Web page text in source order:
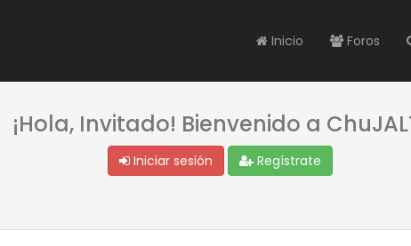
Inicio Foros
¡Hola, Invitado! Bienvenido a
Iniciar sesión Regístrate